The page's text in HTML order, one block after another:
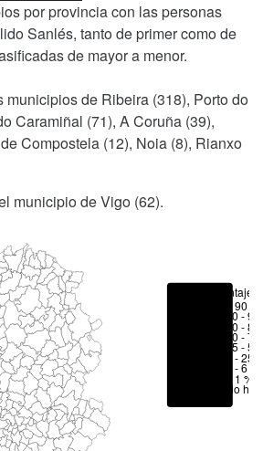
por provincia con las personas
Sanlés, tanto de primer como de
de mayor a menor.
municipios de Ribeira (318), Porto do
Caramiñal (71), A Coruña (39),
Compostela (12), Noia (8), Rianxo
municipio de Vigo (62).
Porcentajes
> 90 %
80 -
70 -
50 -
25 -
6 - 25
1 - 6 %
< 1 %
No hay